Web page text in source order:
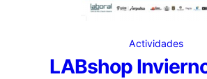
Actividades
LABshop